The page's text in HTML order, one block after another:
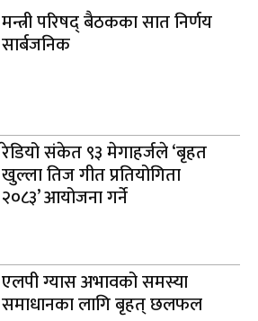
मन्त्री परिषद् बैठकका सात निर्णय
सार्बजनिक
रेडियो संकेत ९३ मेगाहर्जले ‘बृहत
खुल्ला तिज गीत प्रतियोगिता
२०८३’ आयोजना गर्ने
एलपी ग्यास अभावको समस्या
समाधानका लागि बृहत् छलफल